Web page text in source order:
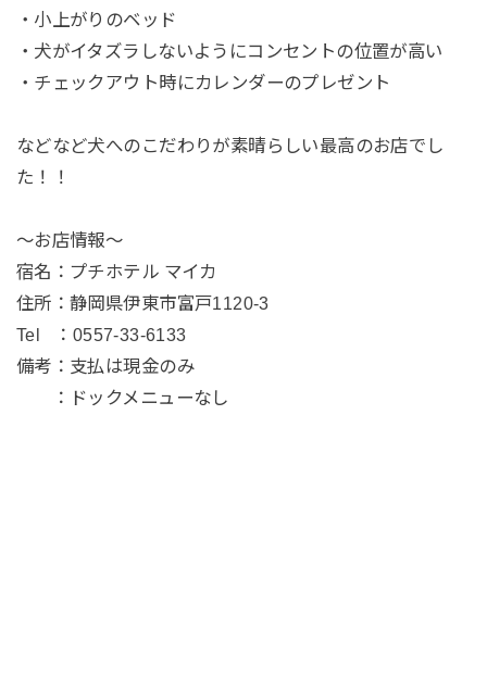
・小上がりのベッド
・犬がイタズラしないようにコンセントの位置が高い
・チェックアウト時にカレンダーのプレゼント
などなど犬へのこだわりが素晴らしい最高のお店でし
た！！
〜お店情報〜
宿名：プチホテル マイカ
住所：静岡県伊東市富戸1120-3
Tel ：0557-33-6133
備考：支払は現金のみ
：ドックメニューなし